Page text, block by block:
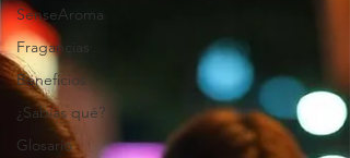
SenseAroma
Fragancias
Beneficios
¿Sabías qué?
Glosario